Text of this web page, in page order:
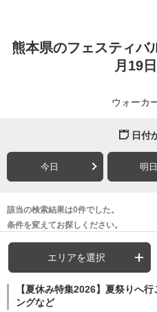
熊本県のフェスティバ
月19
ウォーカ
日付
今日 明日
該当の検索結果は0件でした。
条件を変えてお探しください。
エリアを選択
【夏休み特集2026】夏祭りへ
ングなど